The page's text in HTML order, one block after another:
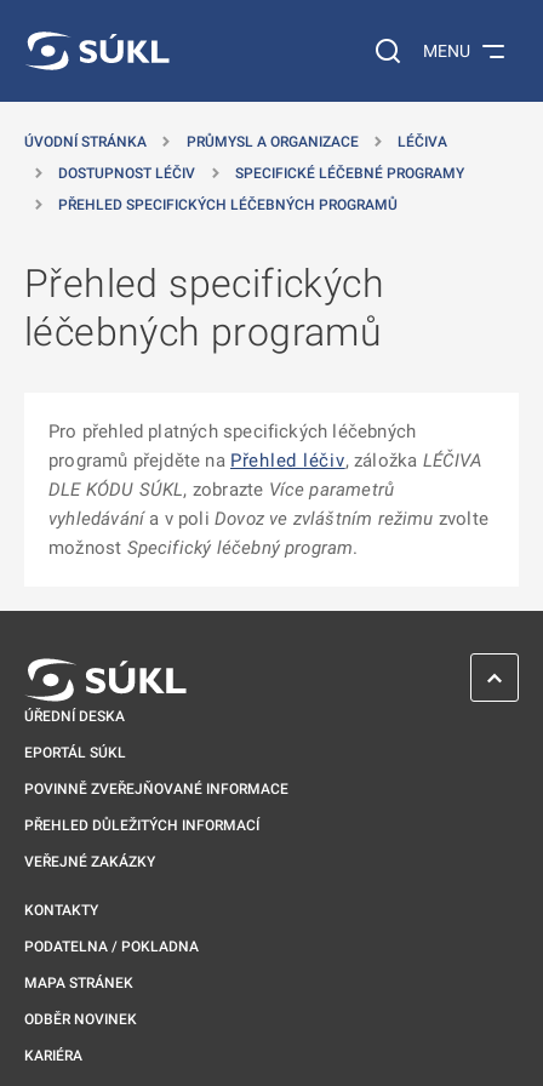
Vyhledávání na
MENU
ÚVODNÍ STRÁNKA PRŮMYSL A ORGANIZACE
LÉČIVA
DOSTUPNOST LÉČIV
SPECIFICKÉ LÉČEBNÉ PROGRAMY
PŘEHLED SPECIFICKÝCH LÉČEBNÝCH PROGRAMŮ
Přehled specifických
léčebných programů
Pro přehled platných specifických léčebných
programů přejděte na Přehled léčiv, záložka LÉČIVA
DLE KÓDU SÚKL, zobrazte Více parametrů
vyhledávánía v poli Dovoz ve zvláštním režimu zvolte
možnost Specifický léčebný program.
ÚŘEDNÍ DESKA
EPORTÁL SÚKL
POVINNĚ ZVEŘEJŇOVANÉ INFORMACE
PŘEHLED DŮLEŽITÝCH INFORMACÍ
VEŘEJNÉ ZAKÁZKY
KONTAKTY
PODATELNA / POKLADNA
MAPA STRÁNEK
ODBĚR NOVINEK
KARIÉRA
ZPĚT